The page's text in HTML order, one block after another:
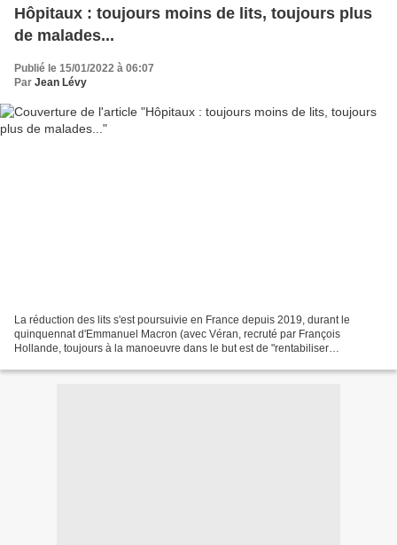
Hôpitaux : toujours moins de lits, toujours plus
de malades...
Publié le 15/01/2022 à 06:07
Par Jean Lévy
La réduction des lits s'est poursuivie en France depuis 2019, durant le
quinquennat d'Emmanuel Macron (avec Véran, recruté par François
Hollande, toujours à la manoeuvre dans le but est de "rentabiliser